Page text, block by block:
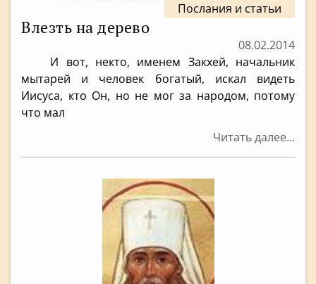
Послания и статьи
Влезть на дерево
08.02.2014
И вот, некто, именем Закхей, начальник
мытарей и человек богатый, искал видеть
Иисуса, кто Он, но не мог за народом, потому
что мал
Читать далее...